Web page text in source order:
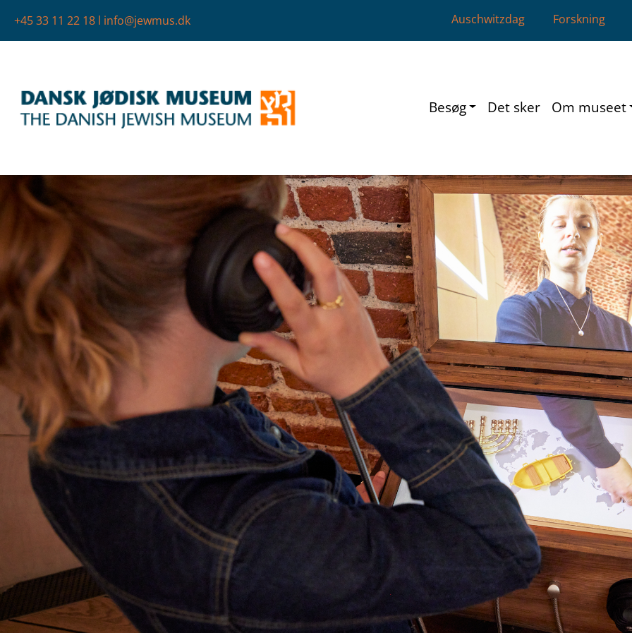
+45 33 11 22 18 l info@jewmus.dk Forskning
Auschwitzdag
Besøg Det sker Om museet